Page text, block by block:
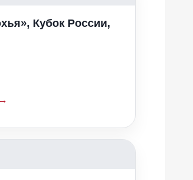
Кубок России,